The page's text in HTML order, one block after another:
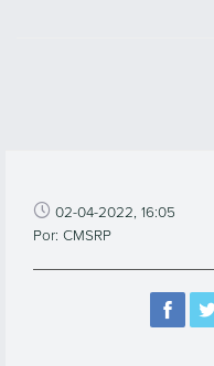
02-04-2022, 16:05
Por: CMSRP